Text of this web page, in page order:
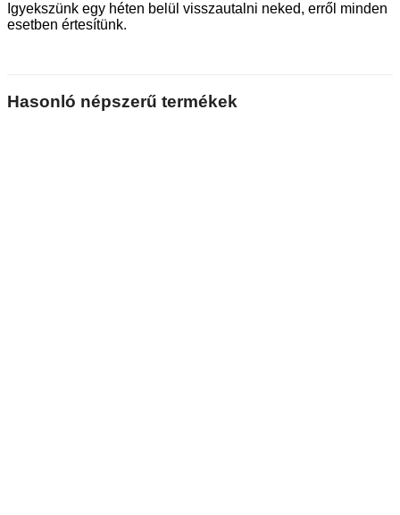
Igyekszünk egy héten belül visszautalni neked, erről minden
esetben értesítünk.
Hasonló népszerű termékek